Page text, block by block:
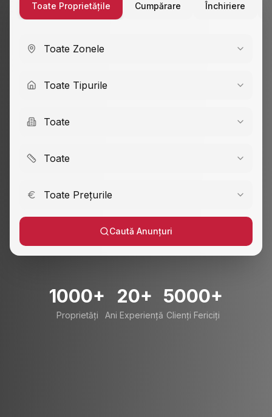
Toate Proprietățile Cumpărare Închiriere
Toate Zonele
Toate Tipurile
Toate
Toate
Toate Prețurile
Caută Anunțuri
1000+
Proprietăți
20+
Ani Experiență
5000+
Clienți Fericiți